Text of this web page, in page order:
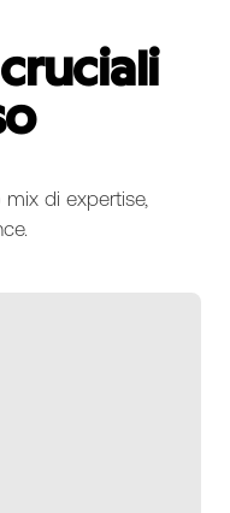
di expertise,